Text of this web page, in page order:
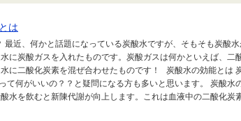
は
最近、何かと話題になっている炭酸水ですが、そもそも炭酸
に炭酸ガスを入れたものです。炭酸ガスは何かといえば、二
に二酸化炭素を混ぜ合わせたものです！ 炭酸水の効能とは
て何がいいの？？と疑問になる方も多いと思います。 炭酸水
水を飲むと新陳代謝が向上します。これは血液中の二酸化炭